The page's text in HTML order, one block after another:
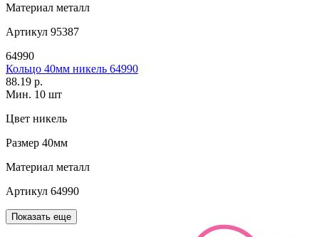
Материал металл
Артикул 95387
64990
Кольцо 40мм никель 64990
88.19 р.
Мин. 10 шт
Цвет никель
Размер 40мм
Материал металл
Артикул 64990
Показать еще